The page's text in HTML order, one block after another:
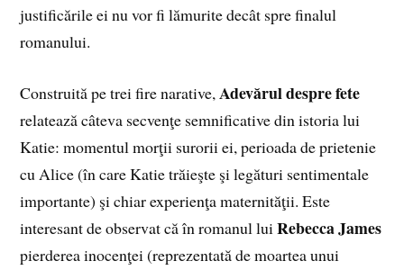
justificările ei nu vor fi lămurite decât spre finalul
romanului.
Construită pe trei fire narative,Adevărul despre fete
relatează câteva secvenţe semnificative din istoria lui
Katie: momentul morţii surorii ei, perioada de prietenie
cu Alice (în care Katie trăieşte şi legături sentimentale
importante) şi chiar experienţa maternităţii. Este
interesant de observat că în romanul luiRebecca James
pierderea inocenţei (reprezentată de moartea unui